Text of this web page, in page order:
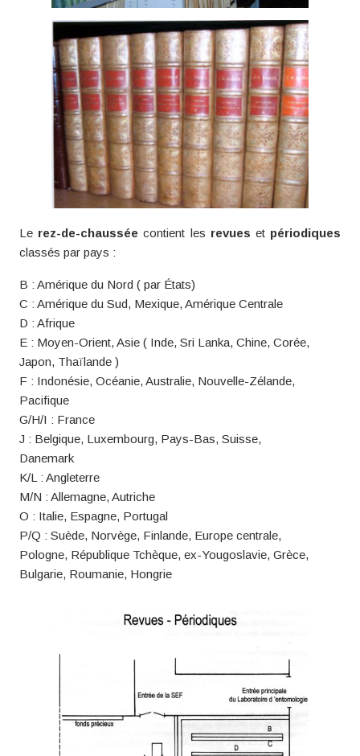
Le rez-de-chaussée contient les revues et périodiques
classés par pays :
B : Amérique du Nord ( par États)
C : Amérique du Sud, Mexique, Amérique Centrale
D : Afrique
E : Moyen-Orient, Asie ( Inde, Sri Lanka, Chine, Corée,
Japon, Thaïlande )
F : Indonésie, Océanie, Australie, Nouvelle-Zélande,
Pacifique
G/H/I : France
J : Belgique, Luxembourg, Pays-Bas, Suisse,
Danemark
K/L : Angleterre
M/N : Allemagne, Autriche
O : Italie, Espagne, Portugal
P/Q : Suède, Norvège, Finlande, Europe centrale,
Pologne, République Tchèque, ex-Yougoslavie, Grèce,
Bulgarie, Roumanie, Hongrie